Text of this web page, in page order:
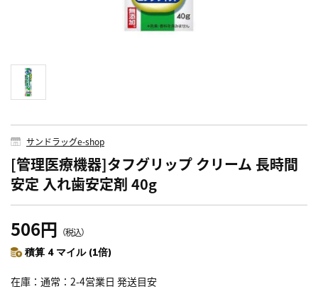
サンドラッグe-shop
[管理医療機器]タフグリップ クリーム 長時間
安定 入れ歯安定剤 40g
506円 （税込）
積算 4 マイル (1倍)
在庫 通常：2-4営業日 発送目安